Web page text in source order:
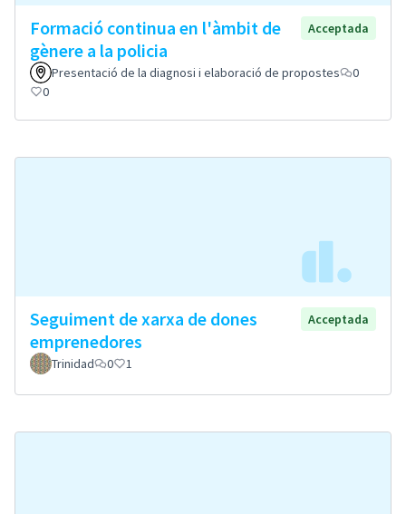
Formació continua en l'àmbit de
gènere a la policia
Acceptada
Presentació de la diagnosi i elaboració de propostes
0
0
Seguiment de xarxa de dones
emprenedores
Acceptada
Trinidad 0 1